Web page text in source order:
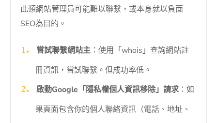
此類網站管理員可能難以聯繫，或本身就以負面
SEO為目的。
嘗試聯繫網站主：使用「whois」查詢網站註
冊資訊，嘗試聯繫。但成功率低。
啟動Google「隱私權個人資訊移除」請求：如
果頁面包含你的個人聯絡資訊（電話、地址、